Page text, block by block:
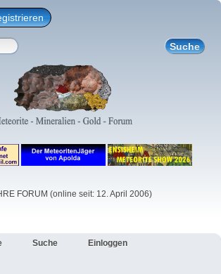
FORUM (online seit: 12. April 2006)
Suche Einloggen